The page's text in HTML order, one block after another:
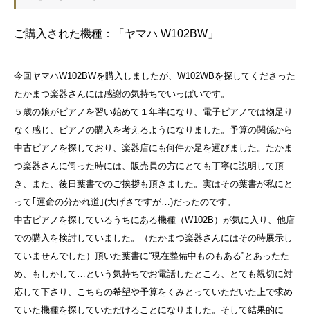
ご購入された機種： 「ヤマハ W102BW」
今回ヤマハW102BWを購入しましたが、W102WBを探してくださった
たかまつ楽器さんには感謝の気持ちでいっぱいです。
５歳の娘がピアノを習い始めて１年半になり、電子ピアノでは物足り
なく感じ、ピアノの購入を考えるようになりました。予算の関係から
中古ピアノを探しており、楽器店にも何件か足を運びました。たかま
つ楽器さんに伺った時には、販売員の方にとても丁寧に説明して頂
き、また、後日葉書でのご挨拶も頂きました。実はその葉書が私にと
って｢運命の分かれ道｣(大げさですが…)だったのです。
中古ピアノを探しているうちにある機種（W102B）が気に入り、他店
での購入を検討していました。（たかまつ楽器さんにはその時展示し
ていませんでした）頂いた葉書に“現在整備中ものもある”とあったた
め、もしかして…という気持ちでお電話したところ、とても親切に対
応して下さり、こちらの希望や予算をくみとっていただいた上で求め
ていた機種を探していただけることになりました。そして結果的に